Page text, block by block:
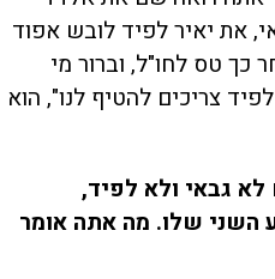
את יאיר לפיד לובש אפוד
כך טס לחו"ל, וברור מי
צריכים להטיף לנו", הוא
גבאי ולא לפיד,
השני שלו. מה אתה אומר